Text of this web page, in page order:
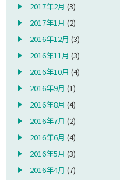
2017年2月 (3)
2017年1月 (2)
2016年12月 (3)
2016年11月 (3)
2016年10月 (4)
2016年9月 (1)
2016年8月 (4)
2016年7月 (2)
2016年6月 (4)
2016年5月 (3)
2016年4月 (7)